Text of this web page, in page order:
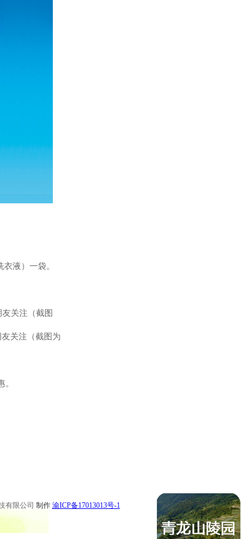
液）一袋。
关注（截图
关注（截图为
有限公司 制作 渝ICP备17013013号-1